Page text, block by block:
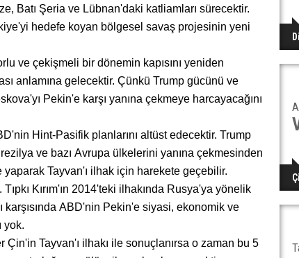
Batı Şeria ve Lübnan'daki katliamları sürecektir.
hedefe koyan bölgesel savaş projesinin yeni
ve çekişmeli bir dönemin kapısını yeniden
anlamına gelecektir. Çünkü Trump gücünü ve
Pekin'e karşı yanına çekmeye harcayacağını
Hint-Pasifik planlarını altüst edecektir. Trump
ve bazı Avrupa ülkelerini yanına çekmesinden
Tayvan'ı ilhak için harekete geçebilir.
Kırım'ın 2014'teki ilhakında Rusya'ya yönelik
karşısında ABD'nin Pekin'e siyasi, ekonomik ve
yok.
Çin'in Tayvan'ı ilhakı ile sonuçlanırsa o zaman bu 5